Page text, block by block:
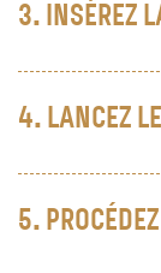
3. INSÉREZ
4. LANCEZ
5.